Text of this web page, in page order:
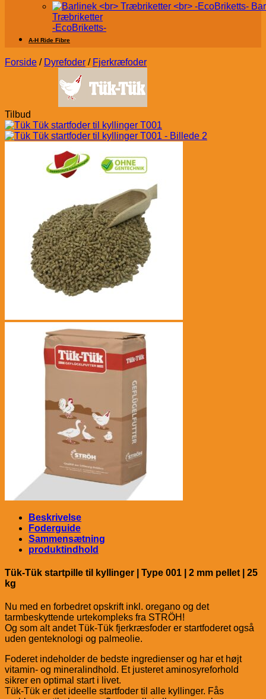
Træbriketter
-EcoBriketts-
A-H Ride Fibre
Forside / Dyrefoder / Fjerkræfoder
Tilbud
Beskrivelse
Foderguide
Sammensætning
produktindhold
Tük-Tük startpille til kyllinger | Type 001 | 2 mm pellet | 25
kg
Nu med en forbedret opskrift inkl. oregano og det
tarmbeskyttende urtekompleks fra STRÖH!
Og som alt andet Tük-Tük fjerkræsfoder er startfoderet også
uden genteknologi og palmeolie.
Foderet indeholder de bedste ingredienser og har et højt
vitamin- og mineralindhold. Et justeret aminosyreforhold
sikrer en optimal start i livet.
Tük-Tük er det ideelle startfoder til alle kyllinger. Fås